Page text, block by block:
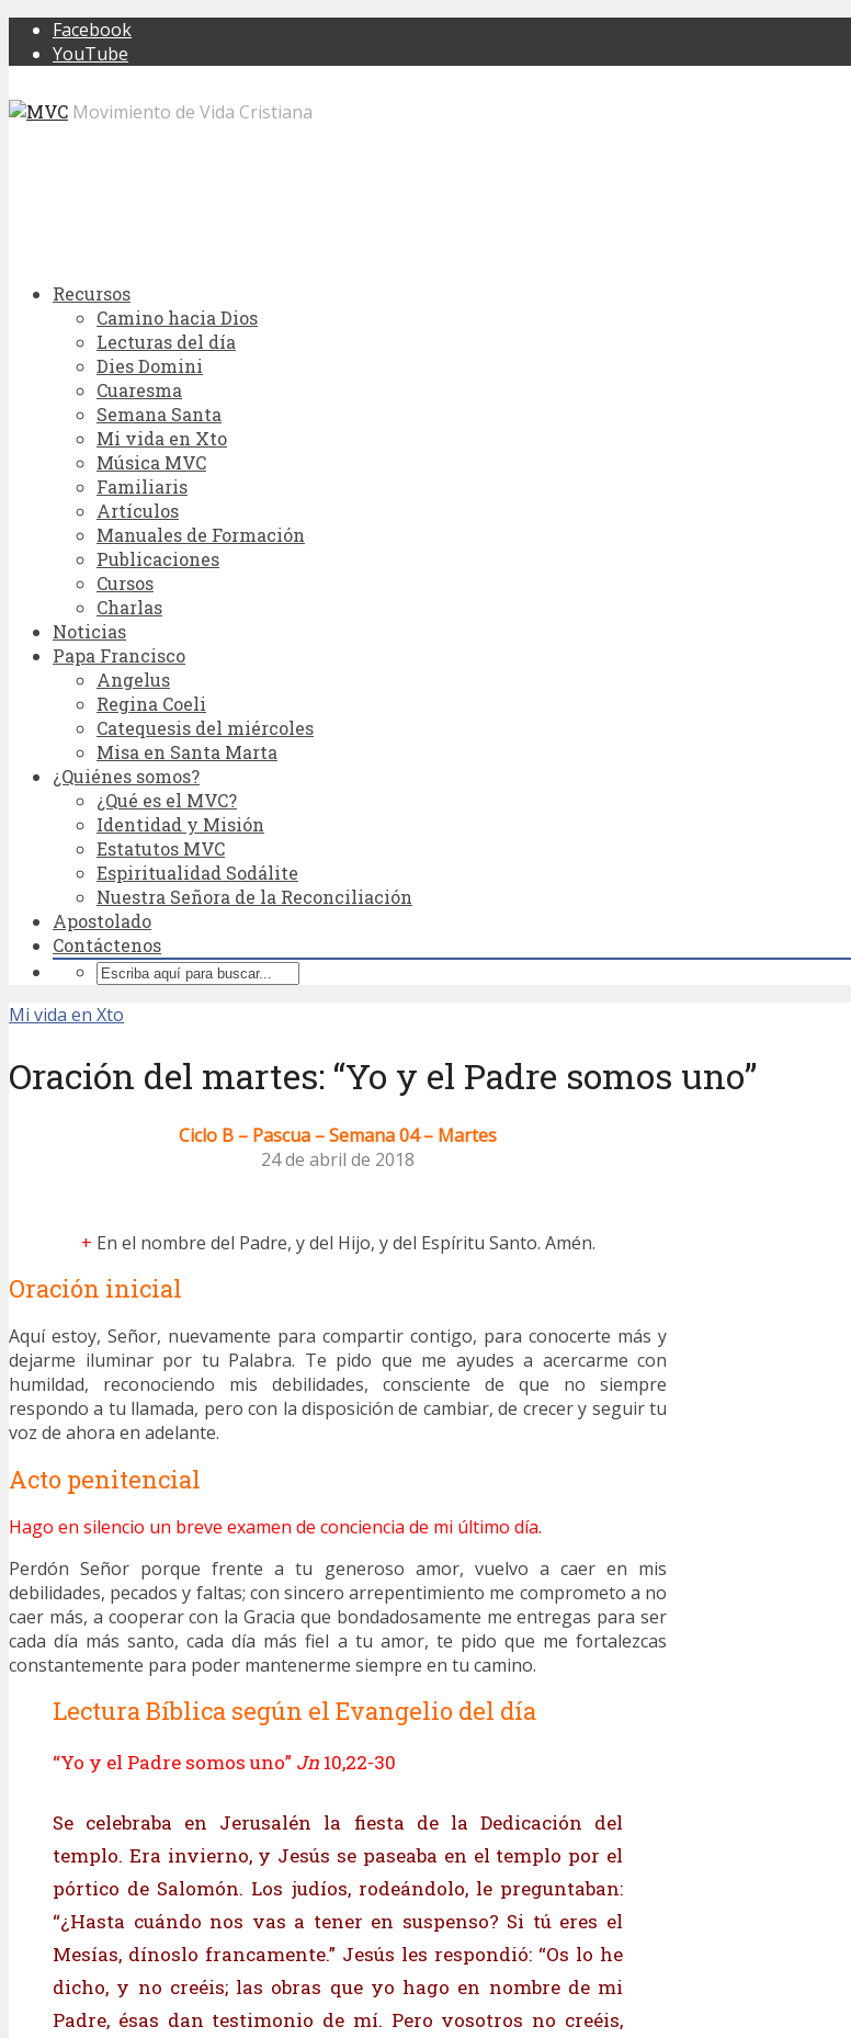
Facebook
YouTube
Movimiento de Vida Cristiana
Recursos
Camino hacia Dios
Lecturas del día
Dies Domini
Cuaresma
Semana Santa
Mi vida en Xto
Música MVC
Familiaris
Artículos
Manuales de Formación
Publicaciones
Cursos
Charlas
Noticias
Papa Francisco
Angelus
Regina Coeli
Catequesis del miércoles
Misa en Santa Marta
¿Quiénes somos?
¿Qué es el MVC?
Identidad y Misión
Estatutos MVC
Espiritualidad Sodálite
Nuestra Señora de la Reconciliación
Apostolado
Contáctenos
Mi vida en Xto
Oración del martes: “Yo y el Padre somos uno”
Ciclo B – Pascua – Semana 04 – Martes
24 de abril de 2018
+ En el nombre del Padre, y del Hijo, y del Espíritu Santo. Amén.
Oración inicial
Aquí estoy, Señor, nuevamente para compartir contigo, para conocerte más y
dejarme iluminar por tu Palabra. Te pido que me ayudes a acercarme con
humildad, reconociendo mis debilidades, consciente de que no siempre
respondo a tu llamada, pero con la disposición de cambiar, de crecer y seguir tu
voz de ahora en adelante.
Acto penitencial
Hago en silencio un breve examen de conciencia de mi último día.
Perdón Señor porque frente a tu generoso amor, vuelvo a caer en mis
debilidades, pecados y faltas; con sincero arrepentimiento me comprometo a no
caer más, a cooperar con la Gracia que bondadosamente me entregas para ser
cada día más santo, cada día más fiel a tu amor, te pido que me fortalezcas
constantemente para poder mantenerme siempre en tu camino.
Lectura Bíblica según el Evangelio del día
“Yo y el Padre somos uno” Jn 10,22-30
Se celebraba en Jerusalén la fiesta de la Dedicación del
templo. Era invierno, y Jesús se paseaba en el templo por el
pórtico de Salomón. Los judíos, rodeándolo, le preguntaban:
“¿Hasta cuándo nos vas a tener en suspenso? Si tú eres el
Mesías, dínoslo francamente.” Jesús les respondió: “Os lo he
dicho, y no creéis; las obras que yo hago en nombre de mi
Padre, ésas dan testimonio de mí. Pero vosotros no creéis,